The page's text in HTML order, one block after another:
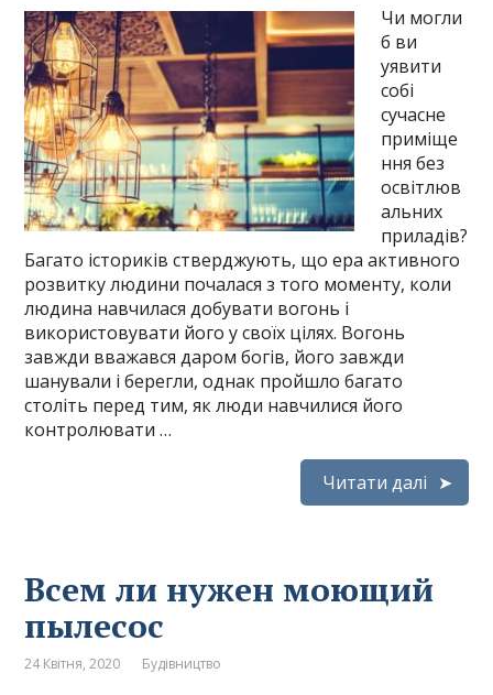
Чи могли
б ви
уявити
собі
сучасне
приміще
ння без
освітлюв
альних
приладів?
Багато істориків стверджують, що ера активного
розвитку людини почалася з того моменту, коли
людина навчилася добувати вогонь і
використовувати його у своїх цілях. Вогонь
завжди вважався даром богів, його завжди
шанували і берегли, однак пройшло багато
століть перед тим, як люди навчилися його
контролювати …
Читати далі
Всем ли нужен моющий
пылесос
24 Квітня, 2020 Будівництво